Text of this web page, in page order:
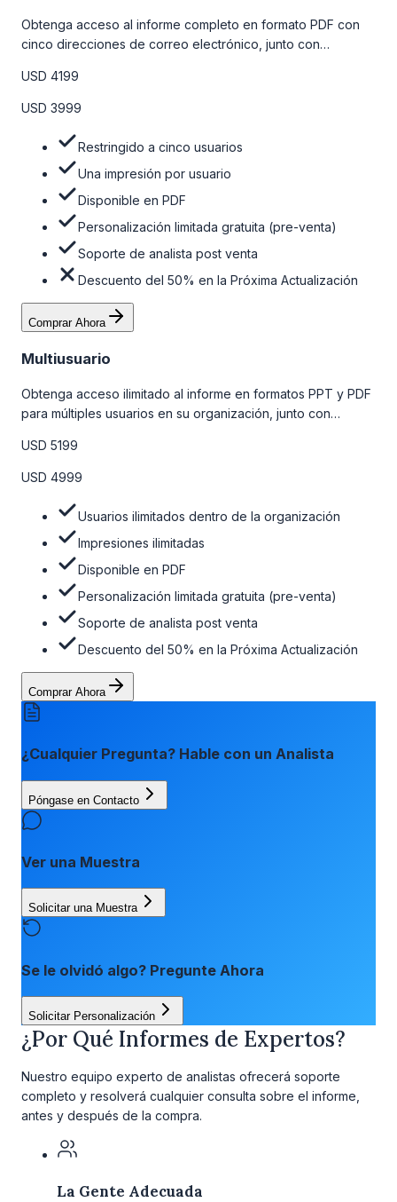
Obtenga acceso al informe completo en formato PDF con
cinco direcciones de correo electrónico, junto con
venta y el soporte post-venta de nuestros analistas. Para
obtener más información, consulte la tabla de precios a
USD 4199
USD 3999
Restringido a cinco usuarios
Una impresión por usuario
Disponible en PDF
Personalización limitada gratuita (pre-venta)
Soporte de analista post venta
Descuento del 50% en la Próxima Actualización
Comprar Ahora
Multiusuario
Obtenga acceso ilimitado al informe en formatos PPT y PDF
para múltiples usuarios en su organización, junto con
venta, el soporte post-venta de nuestros analistas y una
opción de actualización gratuita del informe dentro de 180
la tabla de precios a continuación.
USD 5199
USD 4999
Usuarios ilimitados dentro de la organización
Impresiones ilimitadas
Disponible en PDF
Personalización limitada gratuita (pre-venta)
Soporte de analista post venta
Descuento del 50% en la Próxima Actualización
Comprar Ahora
¿Cualquier Pregunta? Hable con un Analista
Póngase en Contacto
Ver una Muestra
Solicitar una Muestra
Se le olvidó algo? Pregunte Ahora
Solicitar Personalización
¿Por Qué Informes de Expertos?
Nuestro equipo experto de analistas ofrecerá soporte
completo y resolverá cualquier consulta sobre el informe,
antes y después de la compra.
La Gente Adecuada